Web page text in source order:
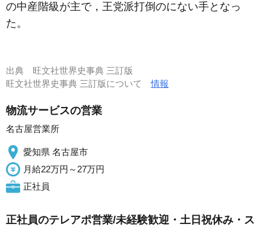
の中産階級が主で，王党派打倒のにない手となっ
た。
出典 旺文社世界史事典 三訂版
旺文社世界史事典 三訂版について情報
物流サービスの営業
名古屋営業所
愛知県 名古屋市
月給22万円～27万円
正社員
正社員のテレアポ営業/未経験歓迎・土日祝休み・ス